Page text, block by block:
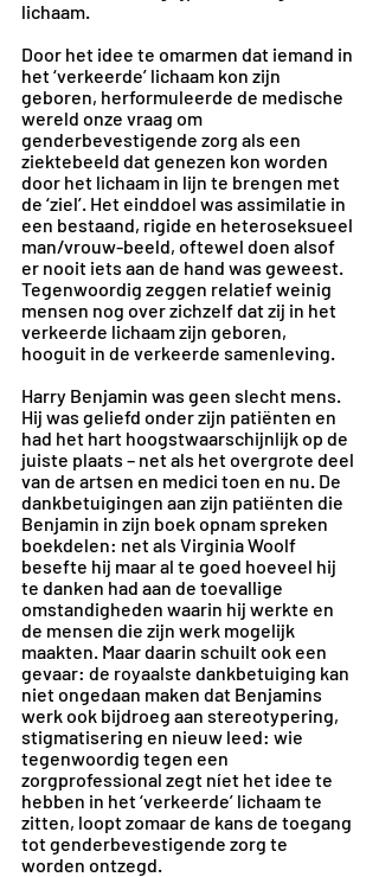
lichaam.
Door het idee te omarmen dat iemand in
het ‘verkeerde’ lichaam kon zijn
geboren, herformuleerde de medische
wereld onze vraag om
genderbevestigende zorg als een
ziektebeeld dat genezen kon worden
door het lichaam in lijn te brengen met
de ‘ziel’. Het einddoel was assimilatie in
een bestaand, rigide en heteroseksueel
man/vrouw-beeld, oftewel doen alsof
er nooit iets aan de hand was geweest.
Tegenwoordig zeggen relatief weinig
mensen nog over zichzelf dat zij in het
verkeerde lichaam zijn geboren,
hooguit in de verkeerde samenleving.
Harry Benjamin was geen slecht mens.
Hij was geliefd onder zijn patiënten en
had het hart hoogstwaarschijnlijk op de
juiste plaats – net als het overgrote deel
van de artsen en medici toen en nu. De
dankbetuigingen aan zijn patiënten die
Benjamin in zijn boek opnam spreken
boekdelen: net als Virginia Woolf
besefte hij maar al te goed hoeveel hij
te danken had aan de toevallige
omstandigheden waarin hij werkte en
de mensen die zijn werk mogelijk
maakten. Maar daarin schuilt ook een
gevaar: de royaalste dankbetuiging kan
niet ongedaan maken dat Benjamins
werk ook bijdroeg aan stereotypering,
stigmatisering en nieuw leed: wie
tegenwoordig tegen een
zorgprofessional zegt níet het idee te
hebben in het ‘verkeerde’ lichaam te
zitten, loopt zomaar de kans de toegang
tot genderbevestigende zorg te
worden ontzegd.